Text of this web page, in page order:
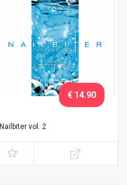
Nailbiter vol. 2
€ 14.90